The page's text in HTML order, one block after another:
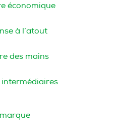
économique
à l’atout
des mains
intermédiaires